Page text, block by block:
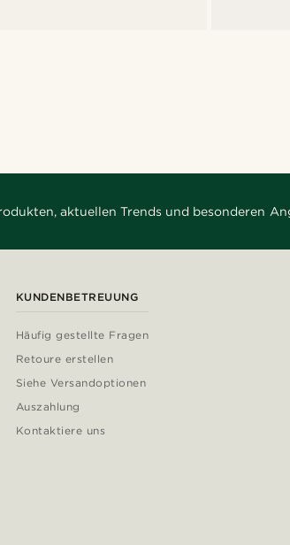
aktuellen Trends und besonderen
KUNDENBETREUUNG
Häufig gestellte Fragen
Retoure erstellen
Siehe Versandoptionen
Auszahlung
Kontaktiere uns